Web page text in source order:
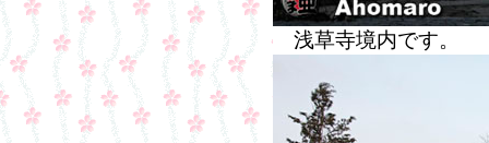
浅草寺境内です。